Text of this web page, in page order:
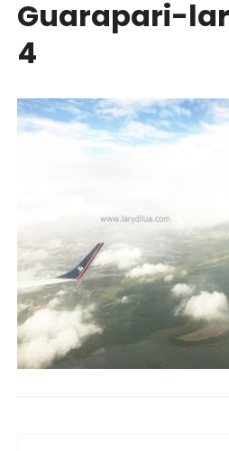
Guarapari-
4